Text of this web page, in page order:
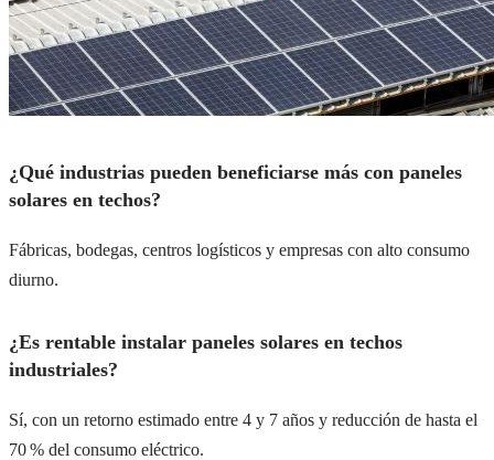
¿Qué industrias pueden beneficiarse más con paneles
solares en techos?
Fábricas, bodegas, centros logísticos y empresas con alto consumo
diurno.
¿Es rentable instalar paneles solares en techos
industriales?
Sí, con un retorno estimado entre 4 y 7 años y reducción de hasta el
70 % del consumo eléctrico.